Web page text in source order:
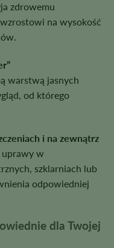
zdrowemu
na wysokość
warstwą jasnych
od którego
i na zewnątrz
uprawy w
szklarniach lub
odpowiedniej
dla Twojej